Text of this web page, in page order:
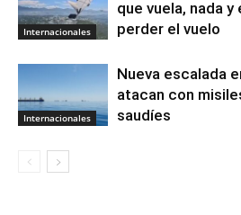
Internacionales
que vuela, nada
perder el vuelo
Internacionales
Nueva escalada
atacan con
saudíes